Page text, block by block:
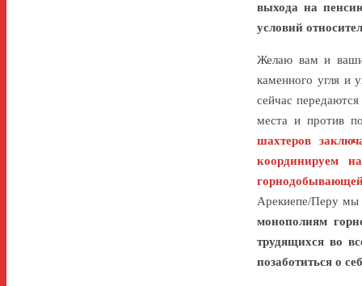
выхода на
условий
Желаю вам и
каменного угля и
сейчас
места и против
шахтеров
координируем
Арекиепе/Перу
монополиям
трудящихся во
позаботиться о